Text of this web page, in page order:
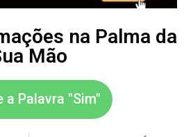
na Palma da
Mão
a Palavra "Sim"